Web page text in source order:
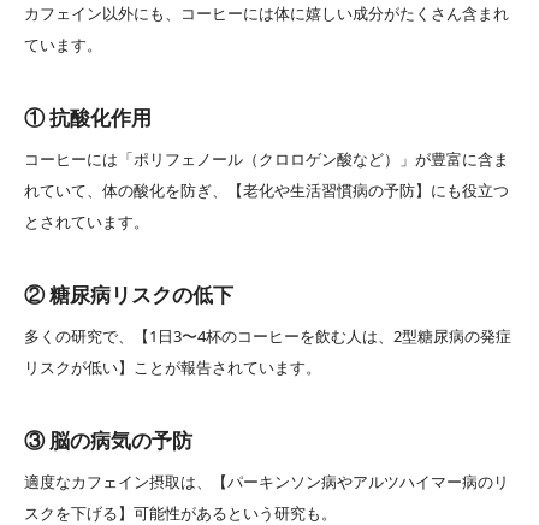
カフェイン以外にも、コーヒーには体に嬉しい成分がたくさん含まれ
ています。
① 抗酸化作用
コーヒーには「ポリフェノール（クロロゲン酸など）」が豊富に含ま
れていて、体の酸化を防ぎ、【老化や生活習慣病の予防】にも役立つ
とされています。
② 糖尿病リスクの低下
多くの研究で、【1日3〜4杯のコーヒーを飲む人は、2型糖尿病の発症
リスクが低い】ことが報告されています。
③ 脳の病気の予防
適度なカフェイン摂取は、【パーキンソン病やアルツハイマー病のリ
スクを下げる】可能性があるという研究も。